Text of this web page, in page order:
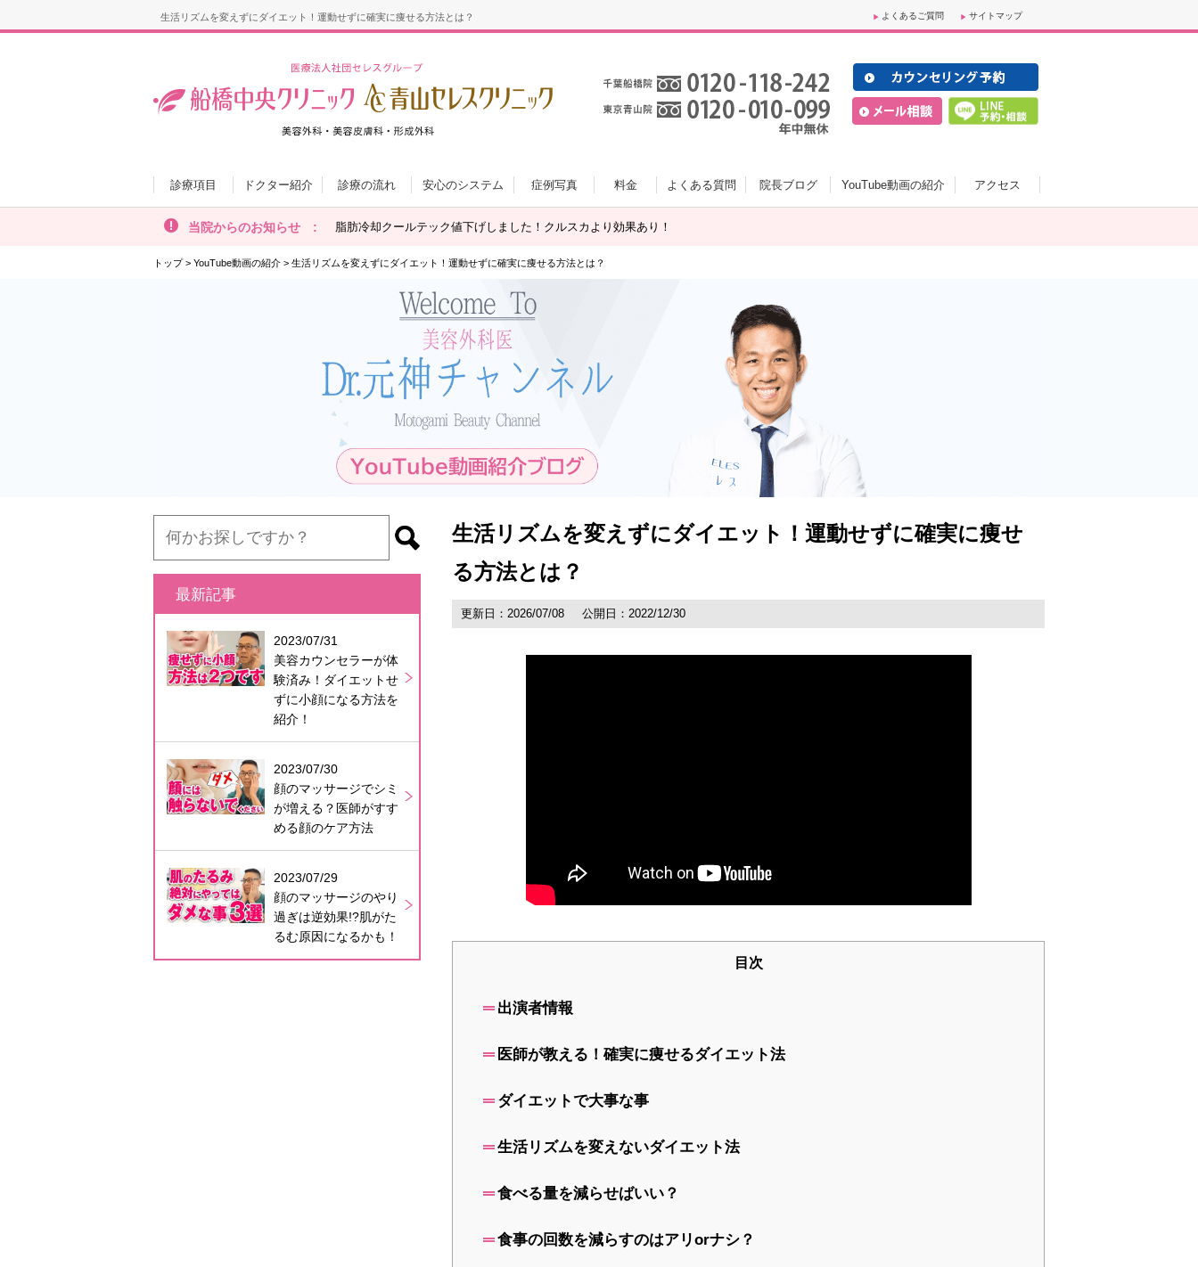
生活リズムを変えずにダイエット！運動せずに確実に痩せる方法とは？ よくあるご質問 サイトマップ
診療項目 ドクター紹介 診療の流れ 安心のシステム 症例写真 料金 よくある質問 院長ブログ YouTube動画の紹介 アクセス
当院からのお知らせ : 脂肪冷却クールテック値下げしました！クルスカより効果あり！
トップ > YouTube動画の紹介 > 生活リズムを変えずにダイエット！運動せずに確実に痩せる方法とは？
生活リズムを変えずにダイエット！運動せずに確実に痩せ
る方法とは？
更新日：2026/07/08 公開日：2022/12/30
目次
出演者情報
医師が教える！確実に痩せるダイエット法
ダイエットで大事な事
生活リズムを変えないダイエット法
食べる量を減らせばいい？
食事の回数を減らすのはアリorナシ？
最新記事
2023/07/31
美容カウンセラーが体
験済み！ダイエットせ
ずに小顔になる方法を
紹介！
2023/07/30
顔のマッサージでシミ
が増える？医師がすす
める顔のケア方法
2023/07/29
顔のマッサージのやり
過ぎは逆効果!?肌がた
るむ原因になるかも！